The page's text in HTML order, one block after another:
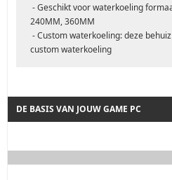
- Geschikt voor waterkoeling
240MM, 360MM
- Custom waterkoeling: deze
custom waterkoeling
DE BASIS VAN JOUW GAME PC